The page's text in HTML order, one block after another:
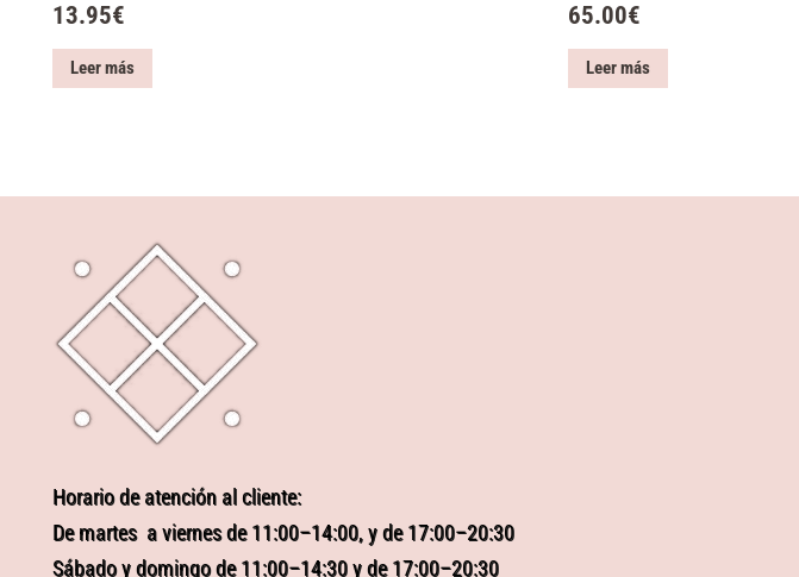
13.95€
Leer más
65.00€
Leer más
Horario de atención al cliente:
De martes a viernes de 11:00–14:00, y de 17:00–20:30
Sábado y domingo de 11:00–14:30 y de 17:00–20:30